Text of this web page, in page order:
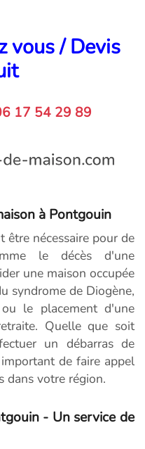
vous / Devis
17 54 29 89
à Pontgouin
être nécessaire pour de
le décès d'une
une maison occupée
syndrome de Diogène,
le placement d'une
Quelle que soit
un débarras de
de faire appel
dans votre région.
- Un service de